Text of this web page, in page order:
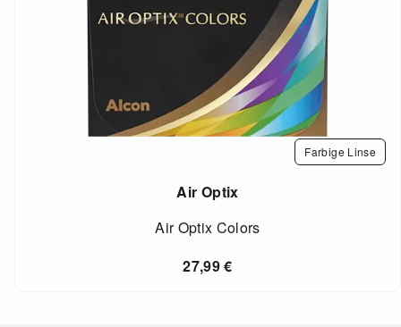
Farbige Linse
Air Optix
Air Optix Colors
27,99€